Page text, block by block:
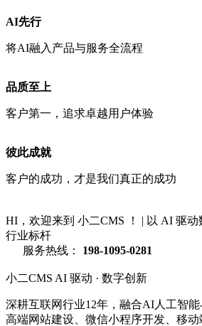
AI先行
将AI融入产品与服务全流程
品质至上
客户第一，追求卓越用户体验
彼此成就
客户的成功，才是我们真正的成功
HI，欢迎来到 小二CMS ！ | 以 AI 驱
行业标杆
服务热线：
198-1095-0281
小二CMS AI 驱动 · 数字创新
深耕互联网行业12年，融合AI人工智
高端网站建设、微信小程序开发、移